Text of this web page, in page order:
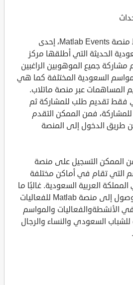
هناك بحث واسع عن رابط منصة Matlab Events، إحدى
الحديثة التي أطلقها مركز
مشاركة جميع الموهوبين الراغبين
السعودية المختلفة كما هي
عبر منصة ماتلاب.
فقط تقديم طلب للمشاركة ثم
للمشاركة، فمن الممكن التقدم
طريق الدخول إلى المنصة
الممكن التسجيل على منصة
التي تقام في أماكن مختلفة
العربية السعودية. غالبًا ما
يبحث الناس عن كيفية الوصول إلى منصة Matlab للفعاليات
الأنشطةوالفعاليات والمواسم
السعودي والنساء والرجال